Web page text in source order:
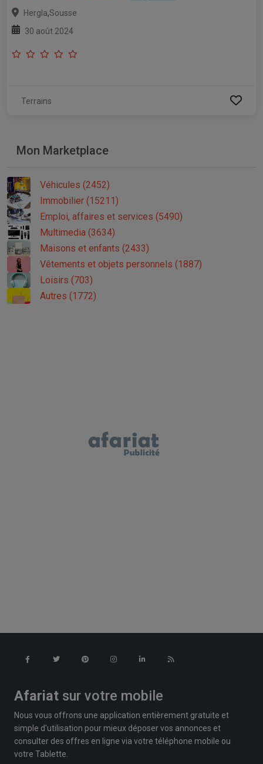
Hergla,Sousse
30 août 2024
Terrains
Mon Marketplace
Véhicules (2452)
Immobilier (15211)
Emploi, affaires et services (5490)
Multimedia (3634)
Maisons et enfants (2433)
Vêtements et objets personnels (1887)
Loisirs (703)
Autres (1772)
Afariat sur votre mobile
Nous vous offrons une application entièrement gratuite et
simple d'utilisation pour mieux déposer vos annonces et
consulter des offres en ligne via votre téléphone mobile ou
votre Tablette.